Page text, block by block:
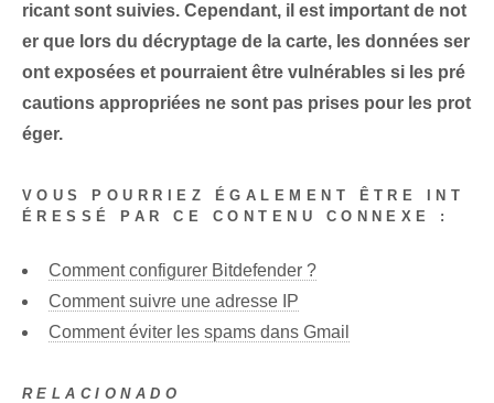
ricant sont suivies. Cependant, il est important de not
er que lors du décryptage de la carte, les données ser
ont exposées et pourraient être vulnérables si les pré
cautions appropriées ne sont pas prises pour les prot
éger.
VOUS POURRIEZ ÉGALEMENT ÊTRE INT
ÉRESSÉ PAR CE CONTENU CONNEXE :
Comment configurer Bitdefender ?
Comment suivre une adresse IP
Comment éviter les spams dans Gmail
RELACIONADO